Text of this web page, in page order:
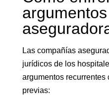
Las compañías
jurídicos de los
argumentos
previas: